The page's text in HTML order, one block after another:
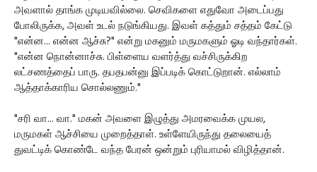
அவளால் தாங்க முடியவில்லை. செவிகளை எதுவோ அடைப்பது
போலிருக்க, அவள் உடல் நடுங்கியது. இவள் கத்தும் சத்தம் கேட்டு
"என்ன... என்ன ஆச்சு?" என்று மகனும் மருமகளும் ஓடி வந்தார்கள்.
"என்ன நொன்னாச்சு. பிள்ளைய வளர்த்து வச்சிருக்கிற
லட்சணத்தைப் பாரு. தபதபன்னு இப்படிக் கொட்டுறான். எல்லாம்
ஆத்தாக்காரிய சொல்லணும்."
"சரி வா... வா." மகன் அவளை இழுத்து அமரவைக்க முயல,
மருமகள் ஆச்சியை முறைத்தாள். உள்ளேயிருந்து தலையைத்
துவட்டிக் கொண்டே வந்த பேரன் ஒன்றும் புரியாமல் விழித்தான்.